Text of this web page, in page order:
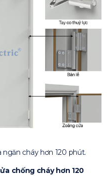
ngăn cháy hơn 120 phút.
chống cháy hơn 120